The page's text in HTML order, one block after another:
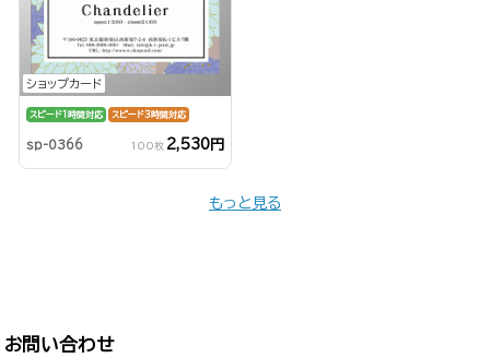
ショップカード
スピード1時間対応 スピード3時間対応
sp-0366 100枚 2,530円
もっと見る
お問い合わせ